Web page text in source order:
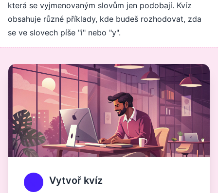
která se vyjmenovaným slovům jen podobají. Kvíz
obsahuje různé příklady, kde budeš rozhodovat, zda
se ve slovech píše "i" nebo "y".
Vytvoř kvíz